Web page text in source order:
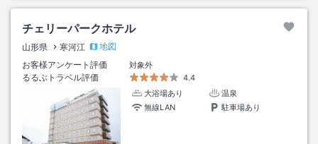
チェリーパークホテル
山形県 寒河江
地図
お客様アンケート評価
対象外
るるぶトラベル評価
4.4
大浴場あり
温泉
無線LAN
駐車場あり